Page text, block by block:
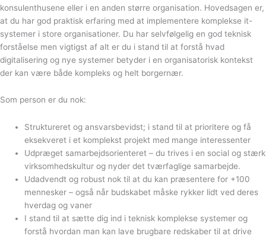
konsulenthusene eller i en anden større organisation. Hovedsagen er,
at du har god praktisk erfaring med at implementere komplekse it-
systemer i store organisationer. Du har selvfølgelig en god teknisk
forståelse men vigtigst af alt er du i stand til at forstå hvad
digitalisering og nye systemer betyder i en organisatorisk kontekst
der kan være både kompleks og helt borgernær.
Som person er du nok:
Struktureret og ansvarsbevidst; i stand til at prioritere og få
eksekveret i et komplekst projekt med mange interessenter
Udpræget samarbejdsorienteret – du trives i en social og stærk
virksomhedskultur og nyder det tværfaglige samarbejde.
Udadvendt og robust nok til at du kan præsentere for +100
mennesker – også når budskabet måske rykker lidt ved deres
hverdag og vaner
I stand til at sætte dig ind i teknisk komplekse systemer og
forstå hvordan man kan lave brugbare redskaber til at drive